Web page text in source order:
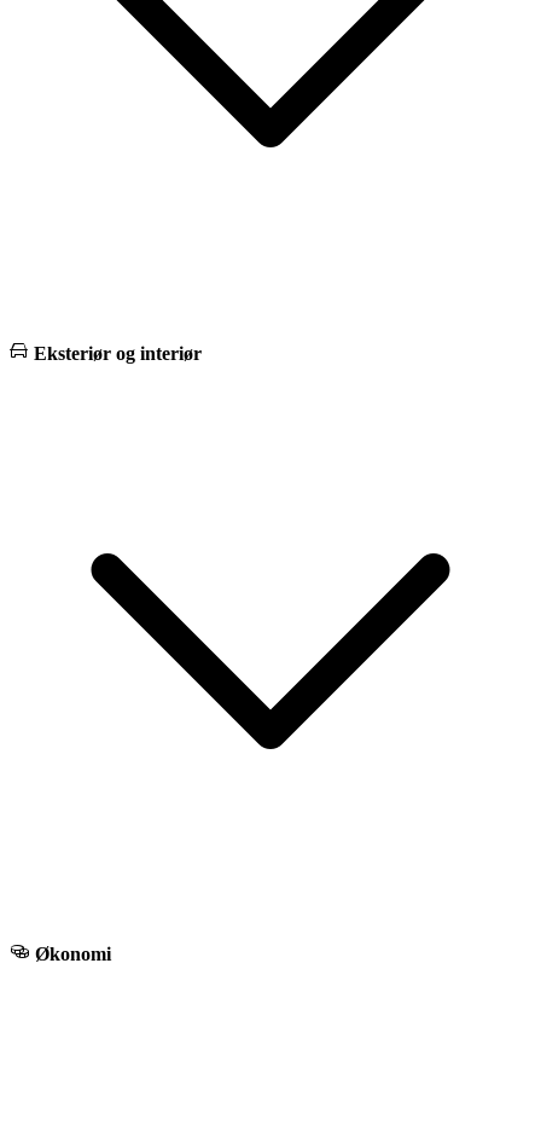
Eksteriør og interiør
Økonomi